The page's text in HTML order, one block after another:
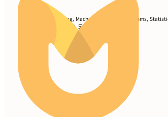
Predictive Modeling, Machine Learning Algorithms,
Tools, Python, SQL, R, 모델 검증